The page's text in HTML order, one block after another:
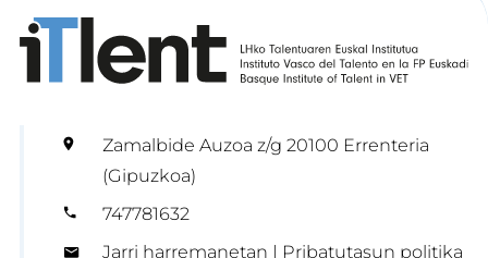
Zamalbide Auzoa z/g 20100 Errenteria
(Gipuzkoa)
747781632
Jarri harremanetan | Pribatutasun politika